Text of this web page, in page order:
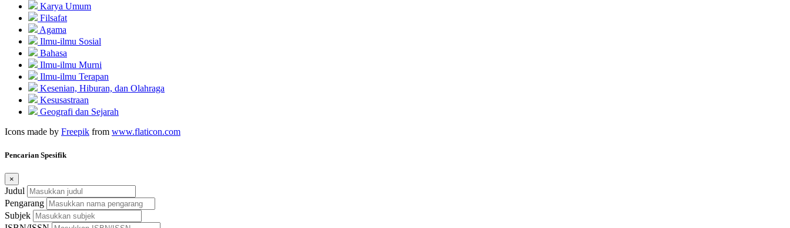
Karya Umum
Filsafat
Agama
Ilmu-ilmu Sosial
Bahasa
Ilmu-ilmu Murni
Ilmu-ilmu Terapan
Kesenian, Hiburan, dan Olahraga
Kesusastraan
Geografi dan Sejarah
Icons made by Freepik from www.flaticon.com
Pencarian Spesifik
×
Judul
Pengarang
Subjek